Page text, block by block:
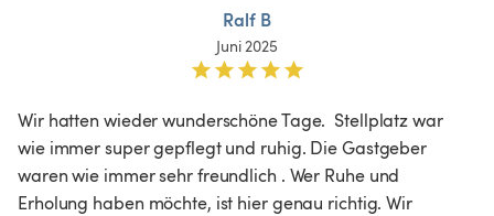
Ralf B
Juni 2025
Wir hatten wieder wunderschöne Tage.  Stellplatz war
wie immer super gepflegt und ruhig. Die Gastgeber
waren wie immer sehr freundlich . Wer Ruhe und
Erholung haben möchte, ist hier genau richtig. Wir